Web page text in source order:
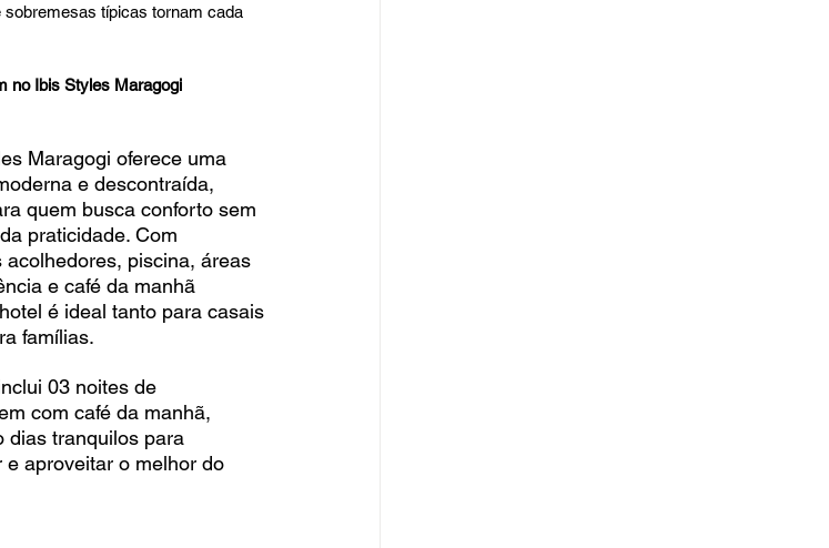
sobremesas típicas tornam cada
no Ibis Styles Maragogi
Maragogi oferece uma
e descontraída,
quem busca conforto sem
praticidade. Com
acolhedores, piscina, áreas
e café da manhã
é ideal tanto para casais
famílias.
03 noites de
com café da manhã,
dias tranquilos para
e aproveitar o melhor do